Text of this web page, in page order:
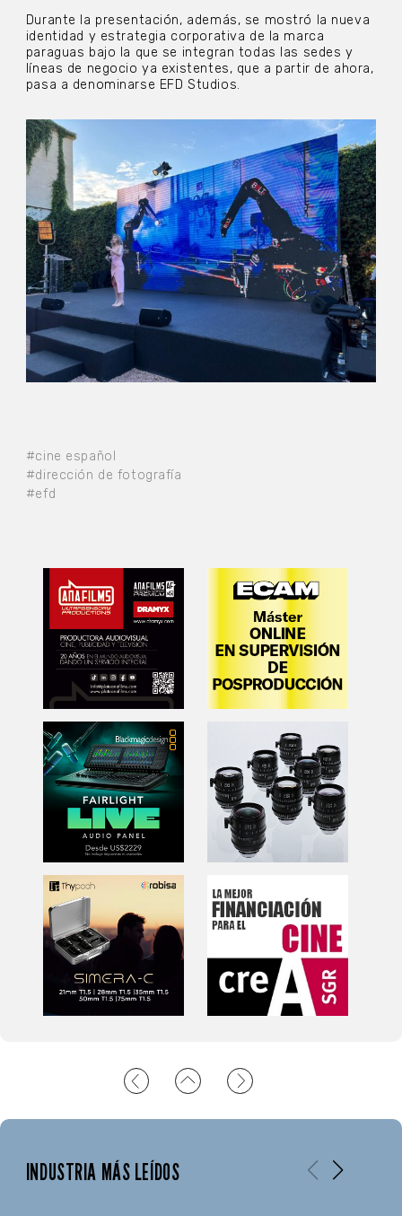
#cine español
#dirección de fotografía
#efd
Durante la presentación, además, se mostró la nueva
identidad y estrategia corporativa de la marca
paraguas bajo la que se integran todas las sedes y
líneas de negocio ya existentes, que a partir de ahora,
pasa a denominarse EFD Studios.
INDUSTRIA MÁS LEÍDOS